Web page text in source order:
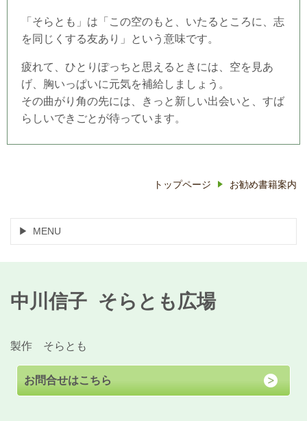
「そらとも」は「この空のもと、いたるところに、志
を同じくする友あり」という意味です。
疲れて、ひとりぽっちと思えるときには、空を見あ
げ、胸いっぱいに元気を補給しましょう。
その曲がり角の先には、きっと新しい出会いと、すば
らしいできごとが待っています。
トップページ お勧め書籍案内
MENU
中川信子 そらとも広場
製作 そらとも
お問合せはこちら